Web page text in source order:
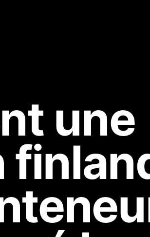
une